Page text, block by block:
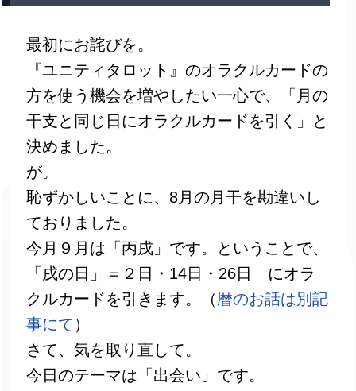
最初にお詫びを。
『ユニティタロット』のオラクルカードの
方を使う機会を増やしたい一心で、「月の
干支と同じ日にオラクルカードを引く」と
決めました。
が。
恥ずかしいことに、8月の月干を勘違いし
ておりました。
今月９月は「丙戌」です。ということで、
「戌の日」＝２日・14日・26日 にオラ
クルカードを引きます。（暦のお話は別記
事にて ）
さて、気を取り直して。
今日のテーマは「出会い」です。